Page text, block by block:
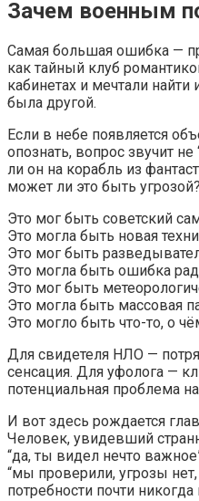
Зачем военным
Самая большая ошибка —
как тайный клуб
кабинетах и мечтали найти
была другой.
Если в небе появляется
опознать, вопрос звучит не
ли он на корабль из
может ли это быть угрозой?
Это мог быть советский
Это могла быть новая
Это мог быть
Это могла быть ошибка
Это мог быть
Это могла быть массовая
Это могло быть что-то, о
Для свидетеля НЛО —
сенсация. Для уфолога —
потенциальная проблема
И вот здесь рождается
Человек, увидевший
“да, ты видел нечто
“мы проверили, угрозы
потребности почти